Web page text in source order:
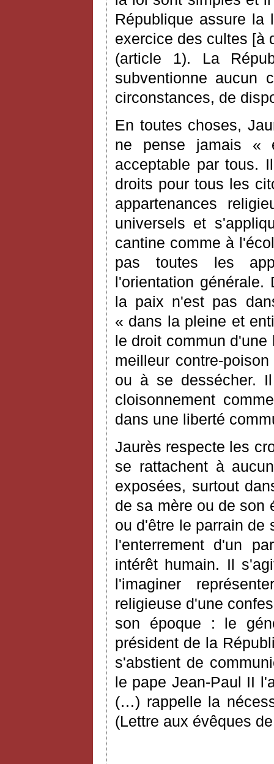
République assure la
exercice des cultes [à
(article 1). La
subventionne aucun
circonstances, de
En toutes choses,
ne pense jamais «
acceptable par tous.
droits pour tous les
appartenances
universels et
cantine comme à
pas toutes les
l'orientation
la paix n'est pas
« dans la pleine et
le droit commun
meilleur contre-
ou à se dessécher.
cloisonnement
dans une liberté
Jaurès respecte les
se rattachent à
exposées, surtout
de sa mère ou de son
ou d'être le parrain de
l'enterrement d'un
intérêt humain. Il
l'imaginer
religieuse d'une
son époque : le
président de la
s'abstient de
le pape Jean-Paul II
(…) rappelle la
(Lettre aux évêques